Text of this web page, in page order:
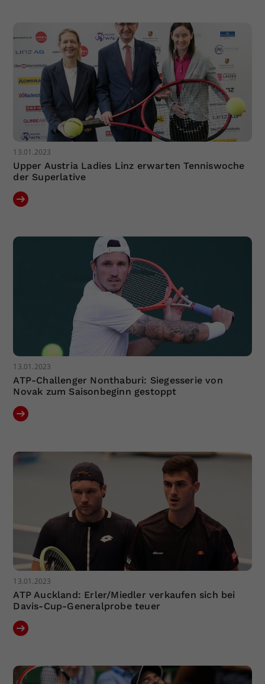
13.01.2023
Upper Austria Ladies Linz erwarten Tenniswoche
der Superlative
13.01.2023
ATP-Challenger Nonthaburi: Siegesserie von
Novak zum Saisonbeginn gestoppt
13.01.2023
ATP Auckland: Erler/Miedler verkaufen sich bei
Davis-Cup-Generalprobe teuer
Zweck
Einstellungen. Unter anderem eine
zufällig generierte ID, für die
historische Speicherung Ihrer
vorgenommen Einstellungen, falls der
Webseiten-Betreiber dies eingestellt